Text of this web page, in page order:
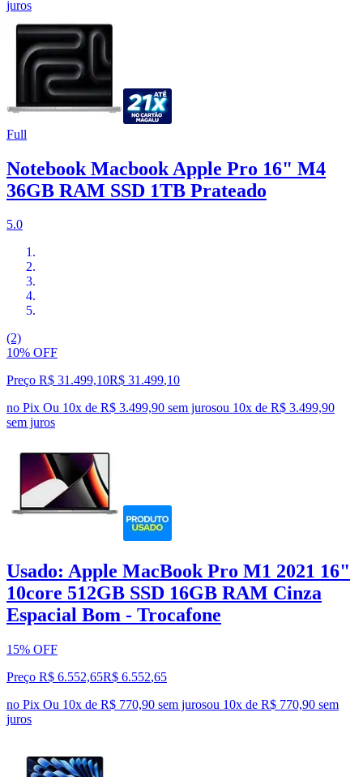
juros
Full
Notebook Macbook Apple Pro 16" M4
36GB RAM SSD 1TB Prateado
5.0
(2)
10% OFF
Preço R$ 31.499,10R$ 31.499,10
no Pix Ou 10x de R$ 3.499,90 sem jurosou 10x de R$ 3.499,90
sem juros
Usado: Apple MacBook Pro M1 2021 16"
10core 512GB SSD 16GB RAM Cinza
Espacial Bom - Trocafone
15% OFF
Preço R$ 6.552,65R$ 6.552,65
no Pix Ou 10x de R$ 770,90 sem jurosou 10x de R$ 770,90 sem
juros